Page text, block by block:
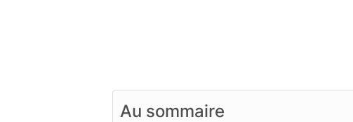
Au sommaire